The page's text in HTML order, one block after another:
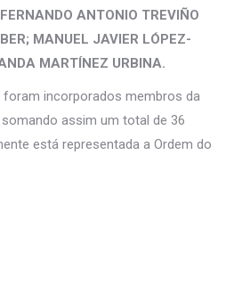
ANTONIO TREVIÑO
MANUEL JAVIER LÓPEZ-
MARTÍNEZ URBINA.
incorporados membros da
assim um total de 36
está representada a Ordem do